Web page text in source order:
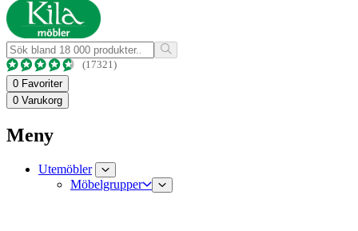
(17321)
0 Favoriter
0 Varukorg
Meny
Utemöbler
Möbelgrupper